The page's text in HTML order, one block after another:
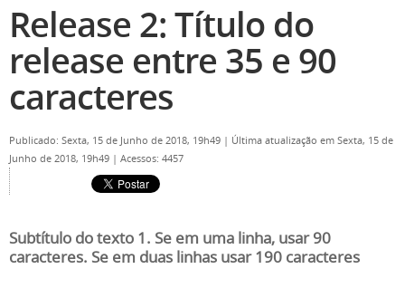
Release 2: Título do
release entre 35 e 90
caracteres
Publicado: Sexta, 15 de Junho de 2018, 19h49 | Última atualização em Sexta, 15 de
Junho de 2018, 19h49 | Acessos: 4457
Subtítulo do texto 1. Se em uma linha, usar 90
caracteres. Se em duas linhas usar 190 caracteres